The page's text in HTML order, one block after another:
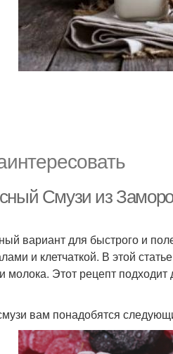
Смузи из
вариант для быстрого и
и клетчаткой. В этой
молока. Этот рецепт
вам понадобятся